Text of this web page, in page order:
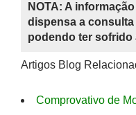
NOTA: A
dispensa a
podendo ter sofrido
Artigos Blog
Comprovativo de